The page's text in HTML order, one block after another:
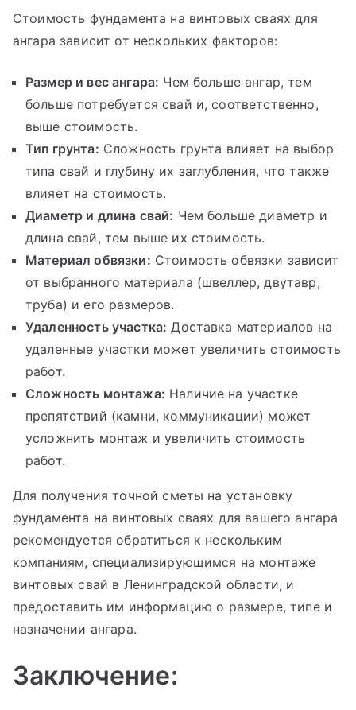
Стоимость фундамента на винтовых сваях для
ангара зависит от нескольких факторов:
Размер и вес ангара: Чем больше ангар, тем
больше потребуется свай и, соответственно,
выше стоимость.
Тип грунта: Сложность грунта влияет на выбор
типа свай и глубину их заглубления, что также
влияет на стоимость.
Диаметр и длина свай: Чем больше диаметр и
длина свай, тем выше их стоимость.
Материал обвязки: Стоимость обвязки зависит
от выбранного материала (швеллер, двутавр,
труба) и его размеров.
Удаленность участка: Доставка материалов на
удаленные участки может увеличить стоимость
работ.
Сложность монтажа: Наличие на участке
препятствий (камни, коммуникации) может
усложнить монтаж и увеличить стоимость
работ.
Для получения точной сметы на установку
фундамента на винтовых сваях для вашего ангара
рекомендуется обратиться к нескольким
компаниям, специализирующимся на монтаже
винтовых свай в Ленинградской области, и
предоставить им информацию о размере, типе и
назначении ангара.
Заключение: